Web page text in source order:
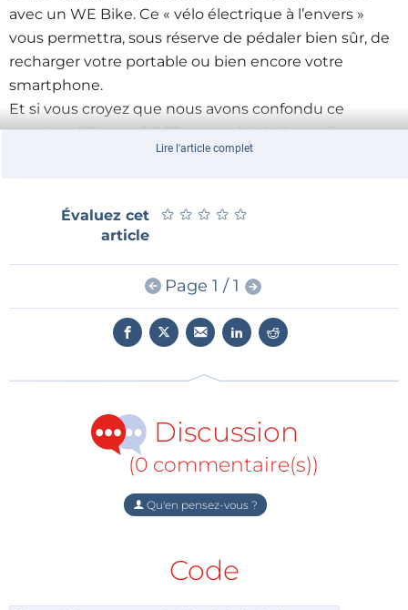
avec un WE Bike. Ce « vélo électrique à l’envers »
vous permettra, sous réserve de pédaler bien sûr, de
recharger votre portable ou bien encore votre
smartphone.
Et si vous croyez que nous avons confondu ce
numéro d’Elektor.POST avec celui du 1er avril, vous
pouvez dès à présent vous rendre à la gare
nouveau genre sont déjà installés et opérationnels.
Comme le dit le (désormais) vieil adage : avec la SNCF
Lire l'article complet
Évaluez cet
article
★ ★ ★ ★ ★
★ ★ ★ ★ ★
Page 1 / 1
Discussion
(0 commentaire(s))
Qu'en pensez-vous ?
Code